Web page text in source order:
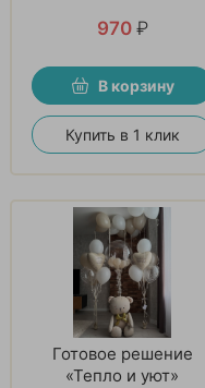
970 ₽
В корзину
Купить в 1 клик
Готовое решение
«Тепло и уют»